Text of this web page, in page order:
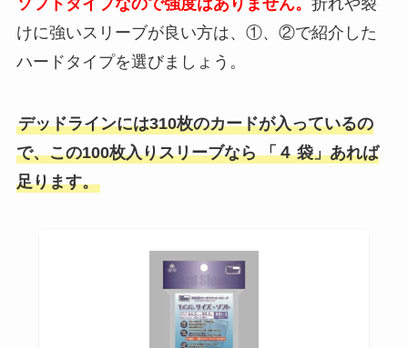
ソフトタイプなので強度はありません。 折れや裂
けに強いスリーブが良い方は、①、②で紹介した
ハードタイプを選びましょう。
デッドラインには310枚のカードが入っているの
で、この100枚入りスリーブなら 「４ 袋」あれば
足ります。